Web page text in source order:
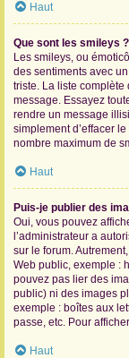
Haut
Que sont les smileys ?
Les smileys, ou
des sentiments avec
triste. La liste
message. Essayez
rendre un message
simplement d’effacer
nombre maximum de
Haut
Puis-je publier des
Oui, vous pouvez
l’administrateur a
sur le forum.
Web public, exemple :
pouvez pas lier des
public) ni des images
exemple : boîtes aux
passe, etc. Pour
Haut